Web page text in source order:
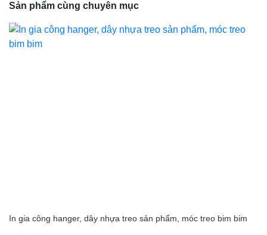
Sản phẩm cùng chuyên mục
In gia công hanger, dây nhựa treo sản phẩm, móc treo bim bim